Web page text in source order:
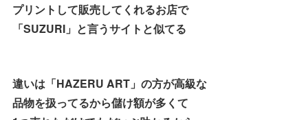
プリントして販売してくれるお店で
「SUZURI」と言うサイトと似てる
違いは「HAZERU ART」の方が高級な
品物を扱ってるから儲け額が多くて